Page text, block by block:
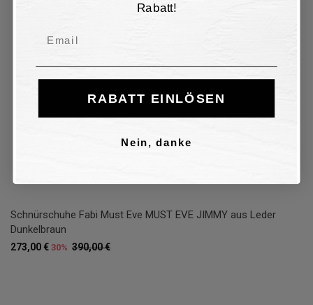
Schnürschuhe Fabi Must Eve MUST EVE JIMMY aus Leder
Dunkelbraun
390,00 €
273,00 € 30%
Rabatt!
RABATT EINLÖSEN
Nein, danke